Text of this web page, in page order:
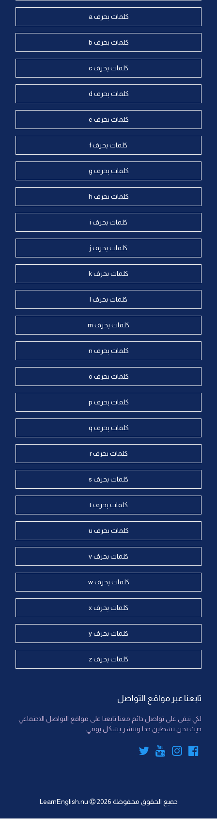
كلمات بحرف a
كلمات بحرف b
كلمات بحرف c
كلمات بحرف d
كلمات بحرف e
كلمات بحرف f
كلمات بحرف g
كلمات بحرف h
كلمات بحرف i
كلمات بحرف j
كلمات بحرف k
كلمات بحرف l
كلمات بحرف m
كلمات بحرف n
كلمات بحرف o
كلمات بحرف p
كلمات بحرف q
كلمات بحرف r
كلمات بحرف s
كلمات بحرف t
كلمات بحرف u
كلمات بحرف v
كلمات بحرف w
كلمات بحرف x
كلمات بحرف y
كلمات بحرف z
تابعنا عبر مواقع التواصل
لكي تبقى على تواصل دائم معنا تابعنا على مواقع التواصل الاجتماعي
حيث نحن نشطين جدا وننشر بشكل يومي
جميع الحقوق محفوظة LearnEnglish.nu 2026